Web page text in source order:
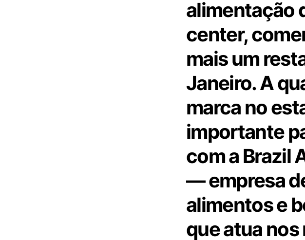
alimentação
center,
mais um
Janeiro. A
marca no
importante
com a Brazil
— empresa
alimentos e
que atua nos